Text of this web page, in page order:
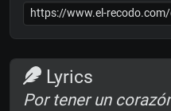
Lyrics
Por tener un